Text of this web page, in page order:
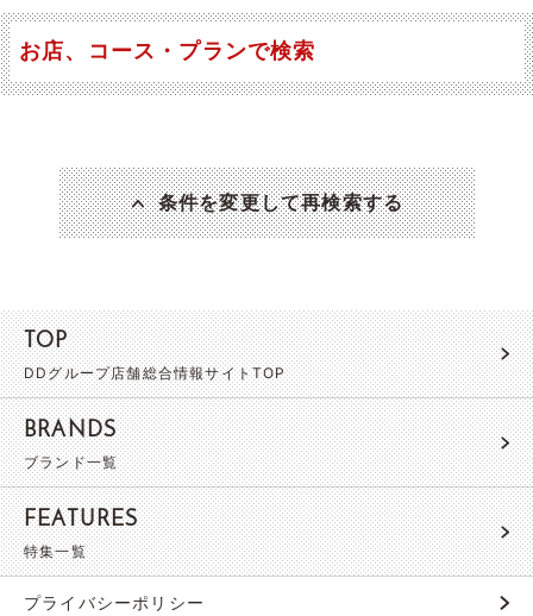
お店、コース・プランで検索
条件を変更して再検索する
TOP
DDグループ店舗総合情報サイトTOP
BRANDS
ブランド一覧
FEATURES
特集一覧
プライバシーポリシー